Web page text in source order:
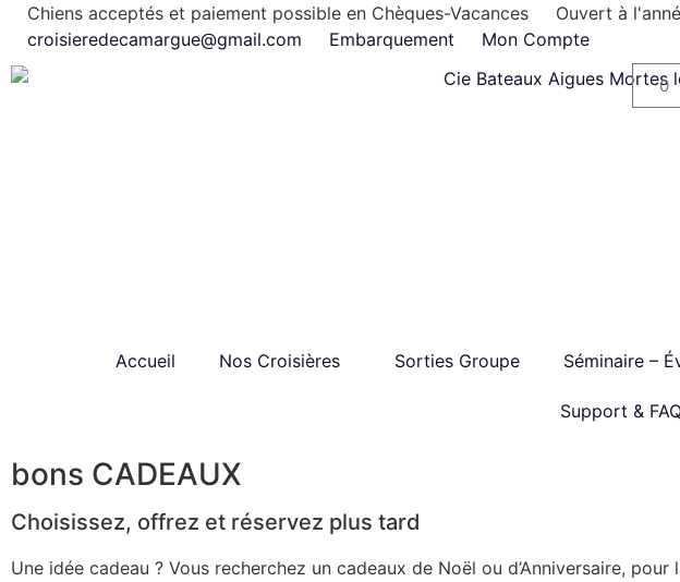
Chiens acceptés et paiement possible en Chèques-Vacances Ouvert à
croisieredecamargue@gmail.com
Embarquement Mon Compte
0
Accueil Nos Croisières Sorties Groupe Séminaire –
Support &
bons CADEAUX
Choisissez, offrez et réservez plus tard
Une idée cadeau ? Vous recherchez un cadeaux de Noël ou d’Anniversaire,